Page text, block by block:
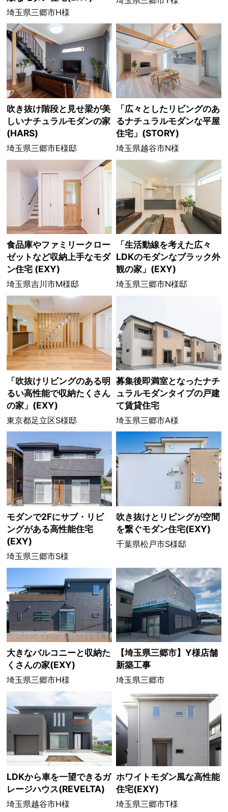
埼玉県三郷市H様
吹き抜け階段と見せ梁が美
しいナチュラルモダンの家
(HARS)
埼玉県三郷市E様邸
「広々としたリビングのあ
るナチュラルモダンな平屋
住宅」(STORY)
埼玉県越谷市N様
食品庫やファミリークロー
ゼットなど収納上手なモダ
ン住宅 (EXY)
埼玉県吉川市M様邸
「生活動線を考えた広々
LDKのモダンなブラック外
観の家」(EXY)
埼玉県三郷市N様邸
「吹抜けリビングのある明
るい高性能で収納たくさん
の家」(EXY)
東京都足立区S様邸
募集後即満室となったナチ
ュラルモダンタイプの戸建
て賃貸住宅
埼玉県三郷市A様
モダンで2Fにサブ・リビ
ングがある高性能住宅
(EXY)
埼玉県三郷市S様
吹き抜けとリビングが空間
を繋ぐモダン住宅(EXY)
千葉県松戸市S様邸
大きなバルコニーと収納た
くさんの家(EXY)
埼玉県三郷市H様
【埼玉県三郷市】Y様店舗
新築工事
埼玉県三郷市
LDKから車を一望できるガ
レージハウス(REVELTA)
埼玉県越谷市H様
ホワイトモダン風な高性能
住宅(EXY)
埼玉県三郷市T様